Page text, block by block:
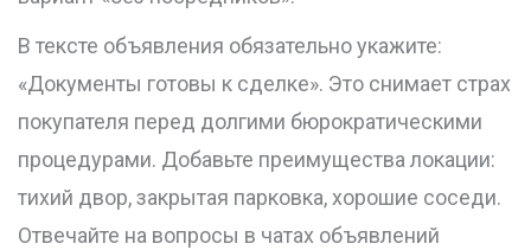
В тексте объявления обязательно укажите:
«Документы готовы к сделке». Это снимает страх
покупателя перед долгими бюрократическими
процедурами. Добавьте преимущества локации:
тихий двор, закрытая парковка, хорошие соседи.
Отвечайте на вопросы в чатах объявлений